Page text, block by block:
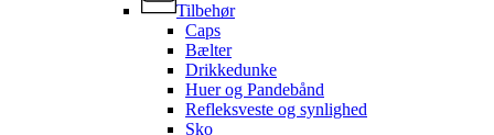
Tilbehør
Caps
Bælter
Drikkedunke
Huer og Pandebånd
Refleksveste og synlighed
Sko